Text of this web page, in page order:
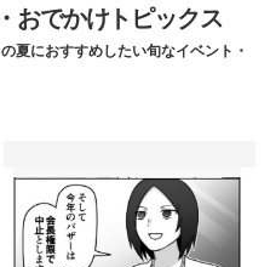
おでかけトピックス
夏におすすめしたい旬なイベント・